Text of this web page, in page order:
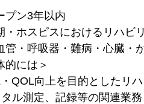
ン3年以内
・ホスピスにおけるリハビ
管・呼吸器・難病・心臓・
的には＞
QOL向上を目的としたリハ
ル測定、記録等の関連業務